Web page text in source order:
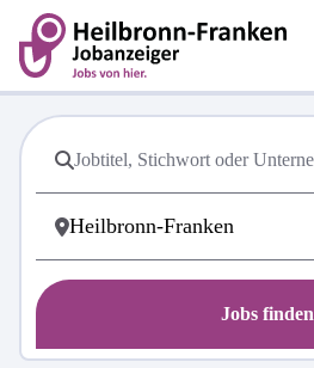
Jobs finden